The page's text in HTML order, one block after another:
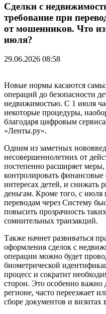
Сделки с
требование при
от мошенников. Что
июля?
29.06.2026 08:58
Новые нормы касаются
операций до безопасности
недвижимостью. С 1 июля
некоторые процедуры,
благодаря цифровым
«Ленты.ру».
Одним из заметных
несовершеннолетних от
постепенно расширяет
контролировать
интересах детей, и снижать
деньгам. Кроме того, с июля
переводам через Систему
повысить прозрачность
сомнительных транзакций.
Также начнет развиваться
оформления сделок с
операции можно будет
биометрической
процесс и сократит
сторон. Это особенно важно
регионе, часто переезжает
сборе документов и визитах